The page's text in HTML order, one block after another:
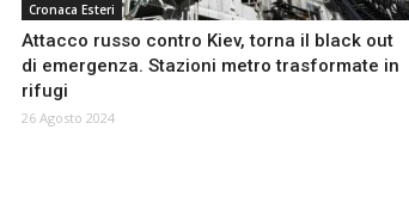
Cronaca Esteri
Attacco russo contro Kiev, torna il black out
di emergenza. Stazioni metro trasformate in
rifugi
26 Agosto 2024